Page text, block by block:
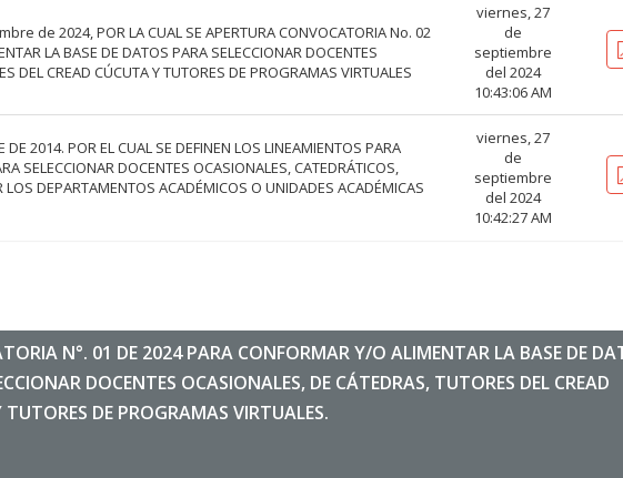
de 2024, POR LA CUAL SE APERTURA CONVOCATORIA No. 02
LA BASE DE DATOS PARA SELECCIONAR DOCENTES
DEL CREAD CÚCUTA Y TUTORES DE PROGRAMAS VIRTUALES
viernes, 27
de
septiembre
del 2024
10:43:06 AM
2014. POR EL CUAL SE DEFINEN LOS LINEAMIENTOS PARA
SELECCIONAR DOCENTES OCASIONALES, CATEDRÁTICOS,
DEPARTAMENTOS ACADÉMICOS O UNIDADES ACADÉMICAS
viernes, 27
de
septiembre
del 2024
10:42:27 AM
N°. 01 DE 2024 PARA CONFORMAR Y/O ALIMENTAR LA BASE DE
DOCENTES OCASIONALES, DE CÁTEDRAS, TUTORES DEL CREAD
TUTORES DE PROGRAMAS VIRTUALES.